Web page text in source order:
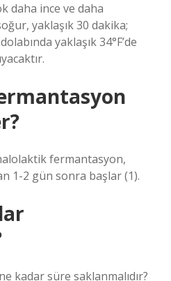
daha ince ve daha
yaklaşık 30 dakika;
yaklaşık 34°F’de
fermantasyon,
1-2 gün sonra başlar (1).
kadar süre saklanmalıdır?